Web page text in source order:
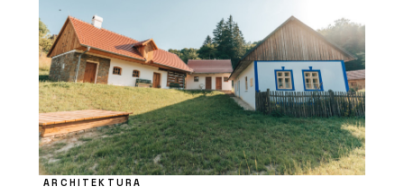
ARCHITEKTURA